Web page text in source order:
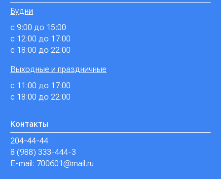
Будни
с 9:00 до 15:00
с 12:00 до 17:00
с 18:00 до 22:00
Выходные и праздничные
с 11:00 до 17:00
с 18:00 до 22:00
Контакты
204-44-44
8 (988) 333-444-3
E-mail: 700601@mail.ru